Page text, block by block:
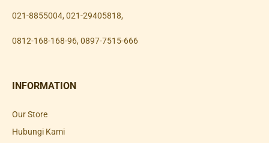
021-8855004, 021-29405818,
0812-168-168-96, 0897-7515-666
INFORMATION
Our Store
Hubungi Kami